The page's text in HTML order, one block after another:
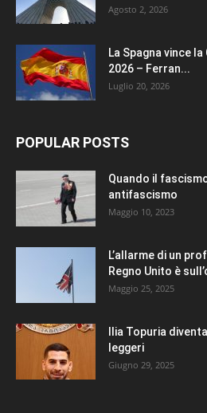
Agosto 2, 2026
La Spagna vince
2026 – Ferran...
Luglio 20, 2026
POPULAR POSTS
Quando il
antifascismo
Maggio 10, 2023
L’allarme di un
Regno Unito è
Maggio 25, 2025
Ilia Topuria
leggeri
Giugno 29, 2025